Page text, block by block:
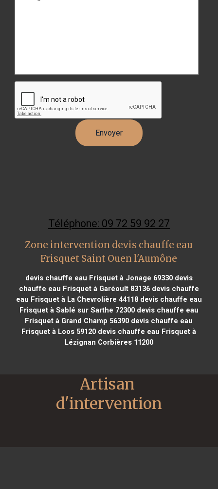
Téléphone: 09 72 59 92 27
Zone intervention devis chauffe eau
Frisquet Saint Ouen l'Aumône
devis chauffe eau Frisquet à Jonage 69330devis
chauffe eau Frisquet à Garéoult 83136devis chauffe
eau Frisquet à La Chevrolière 44118devis chauffe eau
Frisquet à Sablé sur Sarthe 72300devis chauffe eau
Frisquet à Grand Champ 56390 devis chauffe eau
Frisquet à Loos 59120 devis chauffe eau Frisquet à
Lézignan Corbières 11200
Artisan
d'intervention